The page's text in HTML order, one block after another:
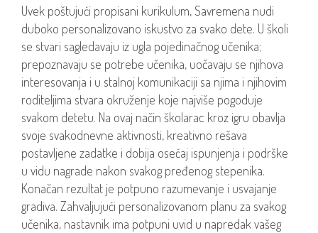
Uvek poštujući propisani kurikulum, Savremena nudi
duboko personalizovano iskustvo za svako dete. U školi
se stvari sagledavaju iz ugla pojedinačnog učenika;
prepoznavaju se potrebe učenika, uočavaju se njihova
interesovanja i u stalnoj komunikaciji sa njima i njihovim
roditeljima stvara okruženje koje najviše pogoduje
svakom detetu. Na ovaj način školarac kroz igru obavlja
svoje svakodnevne aktivnosti, kreativno rešava
postavljene zadatke i dobija osećaj ispunjenja i podrške
u vidu nagrade nakon svakog pređenog stepenika.
Konačan rezultat je potpuno razumevanje i usvajanje
gradiva. Zahvaljujući personalizovanom planu za svakog
učenika, nastavnik ima potpuni uvid u napredak vašeg